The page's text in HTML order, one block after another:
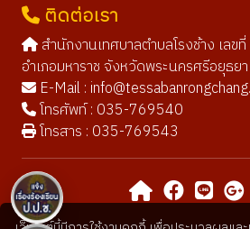
ติดต่อเรา
สำนักงานเทศบาลตำบลโรงช้าง เลข
อำเภอมหาราช จังหวัดพระนครศรีอยุธ
E-Mail :
โทรศัพท์ : 035-769540
โทรสาร : 035-769543